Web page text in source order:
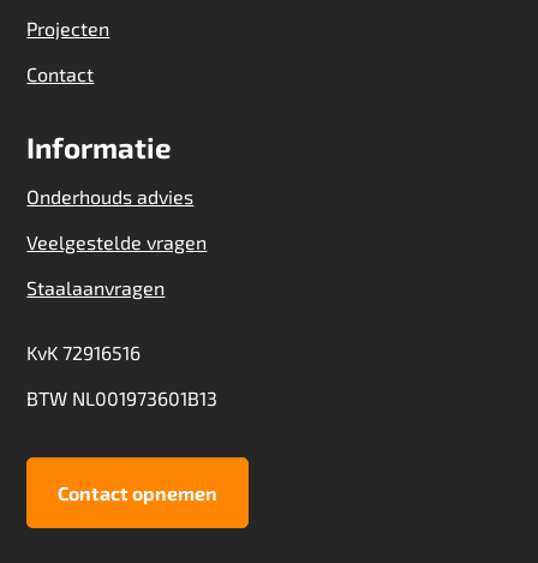
Projecten
Contact
Informatie
Onderhouds advies
Veelgestelde vragen
Staalaanvragen
KvK 72916516
BTW NL001973601B13
Contact opnemen